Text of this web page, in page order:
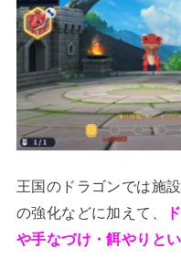
王国のドラゴンでは施
の強化などに加えて、
や手なづけ・餌やりと